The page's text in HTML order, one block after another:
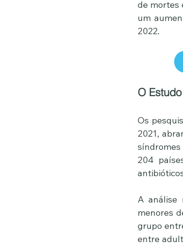
de mortes
um
2022.
O
Os
2021,
204
A análise
menores
grupo
entre